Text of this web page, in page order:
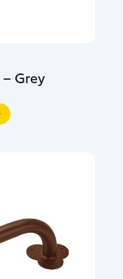
Grey